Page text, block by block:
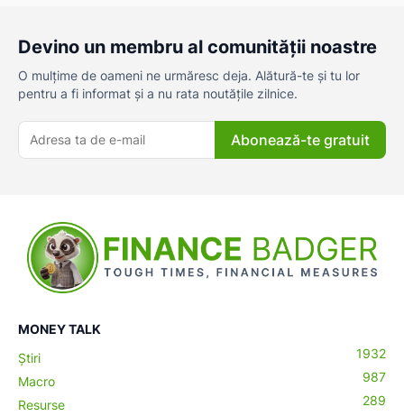
Devino un membru al comunității noastre
O mulțime de oameni ne urmăresc deja. Alătură-te și tu lor
pentru a fi informat și a nu rata noutățile zilnice.
Abonează-te gratuit
MONEY TALK
Știri
1932
Macro
987
Resurse
289